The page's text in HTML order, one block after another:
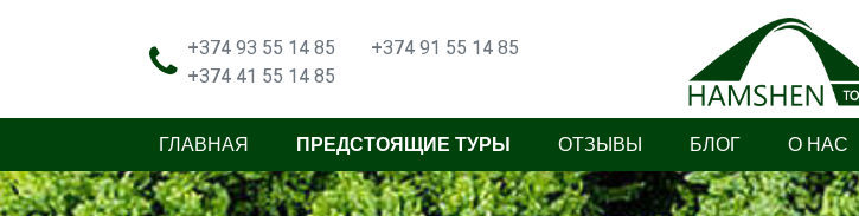
+374 93 55 14 85
+374 91 55 14 85
+374 41 55 14 85
ГЛАВНАЯ ПРЕДСТОЯЩИЕ ТУРЫ ОТЗЫВЫ БЛОГ О НАС